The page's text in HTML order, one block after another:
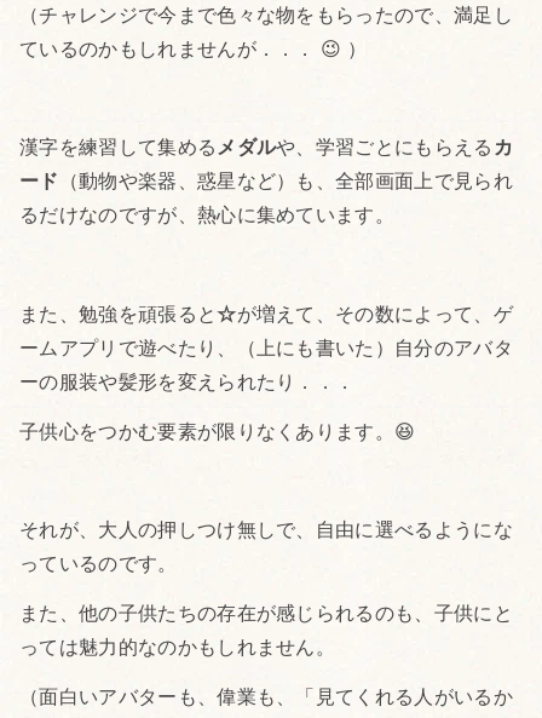
（チャレンジで今まで色々な物をもらったので、満足し
ているのかもしれませんが．．． 😉 ）
漢字を練習して集める メダルや、学習ごとにもらえる カ
ード （動物や楽器、惑星など）も、全部画面上で見られ
るだけなのですが、熱心に集めています。
また、勉強を頑張ると☆が増えて、その数によって、ゲ
ームアプリで遊べたり、（上にも書いた）自分のアバタ
ーの服装や髪形を変えられたり．．．
子供心をつかむ要素が限りなくあります。😆
それが、大人の押しつけ無しで、自由に選べるようにな
っているのです。
また、他の子供たちの存在が感じられるのも、子供にと
っては魅力的なのかもしれません。
（面白いアバターも、偉業も、「見てくれる人がいるか